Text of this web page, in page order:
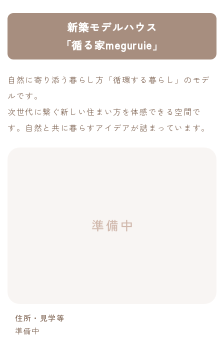
新築モデルハウス
「循る家meguruie」
自然に寄り添う暮らし方「循環する暮らし」のモデ
ルです。
次世代に繋ぐ新しい住まい方を体感できる空間で
す。自然と共に暮らすアイデアが詰まっています。
住所・見学等
準備中